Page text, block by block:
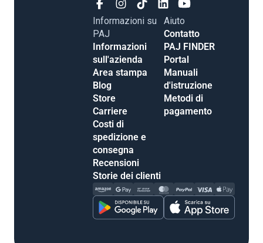
Informazioni su
PAJ
Informazioni
sull'azienda
Area stampa
Blog
Store
Carriere
Costi di
spedizione e
consegna
Recensioni
Storie dei clienti
Aiuto
Contatto
PAJ FINDER
Portal
Manuali
d'istruzione
Metodi di
pagamento